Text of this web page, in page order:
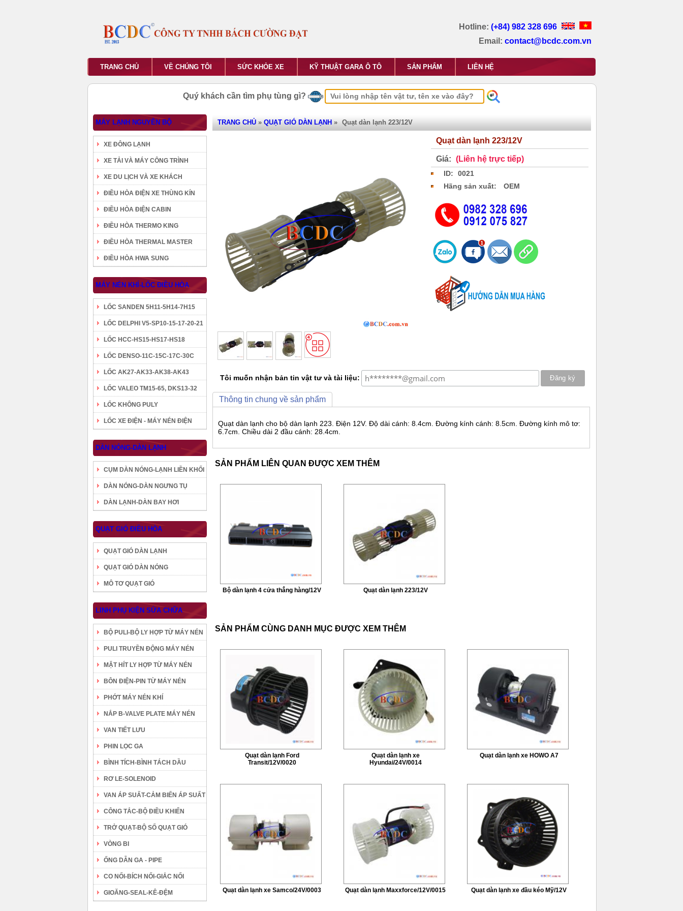
Hotline: (+84) 982 328 696
Email: contact@bcdc.com.vn
TRANG CHỦ VỀ CHÚNG TÔI SỨC KHỎE XE KỸ THUẬT GARA Ô TÔ SẢN PHẨM LIÊN HỆ
Quý khách cần tìm phụ tùng gì?
MÁY LẠNH NGUYÊN BỘ
XE ĐÔNG LẠNH
XE TẢI VÀ MÁY CÔNG TRÌNH
XE DU LỊCH VÀ XE KHÁCH
ĐIỀU HÒA ĐIỆN XE THÙNG KÍN
ĐIỀU HÒA ĐIỆN CABIN
ĐIỀU HÒA THERMO KING
ĐIỀU HÒA THERMAL MASTER
ĐIỀU HÒA HWA SUNG
MÁY NÉN KHÍ-LỐC ĐIỀU HÒA
LỐC SANDEN 5H11-5H14-7H15
LỐC DELPHI V5-SP10-15-17-20-21
LỐC HCC-HS15-HS17-HS18
LỐC DENSO-11C-15C-17C-30C
LỐC AK27-AK33-AK38-AK43
LỐC VALEO TM15-65, DKS13-32
LỐC KHÔNG PULY
LỐC XE ĐIỆN - MÁY NÉN ĐIỆN
DÀN NÓNG-DÀN LẠNH
CỤM DÀN NÓNG-LẠNH LIỀN KHỐI
DÀN NÓNG-DÀN NGƯNG TỤ
DÀN LẠNH-DÀN BAY HƠI
QUẠT GIÓ ĐIỀU HÒA
QUẠT GIÓ DÀN LẠNH
QUẠT GIÓ DÀN NÓNG
MÔ TƠ QUẠT GIÓ
LINH PHỤ KIỆN SỬA CHỮA
BỘ PULI-BỘ LY HỢP TỪ MÁY NÉN
PULI TRUYỀN ĐỘNG MÁY NÉN
MẶT HÍT LY HỢP TỪ MÁY NÉN
BÔN ĐIỆN-PIN TỪ MÁY NÉN
PHỚT MÁY NÉN KHÍ
NẮP B-VALVE PLATE MÁY NÉN
VAN TIẾT LƯU
PHIN LỌC GA
BÌNH TÍCH-BÌNH TÁCH DẦU
RƠ LE-SOLENOID
VAN ÁP SUẤT-CẢM BIẾN ÁP SUẤT
CÔNG TẮC-BỘ ĐIỀU KHIỂN
TRỞ QUẠT-BỘ SỐ QUẠT GIÓ
VÒNG BI
ỐNG DẪN GA - PIPE
CO NỐI-BÍCH NỐI-GIẮC NỐI
GIOĂNG-SEAL-KÊ-ĐỆM
TRANG CHỦ » QUẠT GIÓ DÀN LẠNH » Quạt dàn lạnh 223/12V
Quạt dàn lạnh 223/12V
Giá: (Liên hệ trực tiếp)
ID:
0021
Hãng sản xuất:
OEM
Tôi muốn nhận bản tin vật tư và tài liệu:
Thông tin chung về sản phẩm
Quạt dàn lạnh cho bộ dàn lạnh 223. Điện 12V. Độ dài cánh: 8.4cm. Đường kính cánh: 8.5cm. Đường kính mô tơ:
6.7cm. Chiều dài 2 đầu cánh: 28.4cm.
SẢN PHẨM LIÊN QUAN ĐƯỢC XEM THÊM
Bộ dàn lạnh 4 cửa thẳng hàng/12V Quạt dàn lạnh 223/12V
SẢN PHẨM CÙNG DANH MỤC ĐƯỢC XEM THÊM
Quạt dàn lạnh Ford
Transit/12V/0020
Quạt dàn lạnh xe
Hyundai/24V/0014
Quạt dàn lạnh xe HOWO A7
Quạt dàn lạnh xe Samco/24V/0003 Quạt dàn lạnh Maxxforce/12V/0015 Quạt dàn lạnh xe đầu kéo Mỹ/12V